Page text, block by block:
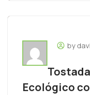
by
Ecológico